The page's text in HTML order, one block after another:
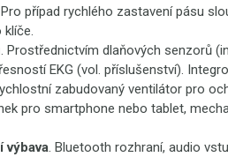
případ rychlého zastavení pásu
klíče.
. Prostřednictvím dlaňových senzorů
EKG (vol. příslušenství).
zabudovaný ventilátor pro
pro smartphone nebo tablet,
výbava. Bluetooth rozhraní, audio